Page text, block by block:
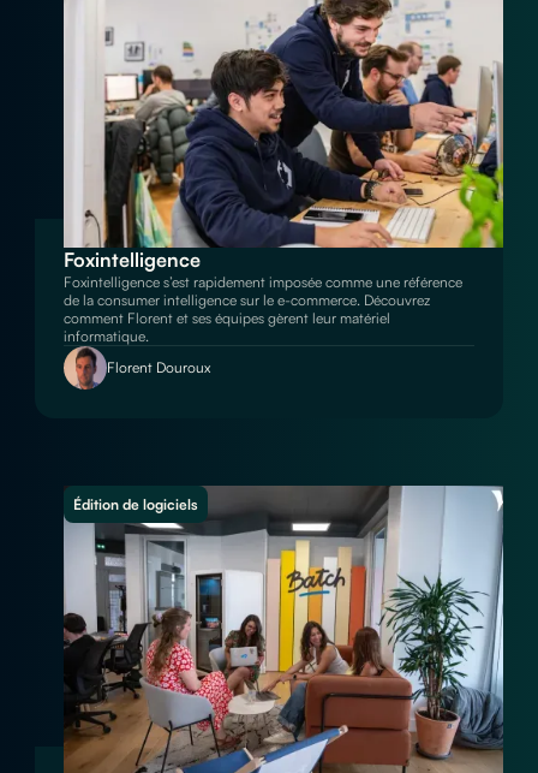
Foxintelligence
Foxintelligence s’est rapidement imposée comme une référence
de la consumer intelligence sur le e-commerce. Découvrez
comment Florent et ses équipes gèrent leur matériel
informatique.
Florent Douroux
Édition de logiciels